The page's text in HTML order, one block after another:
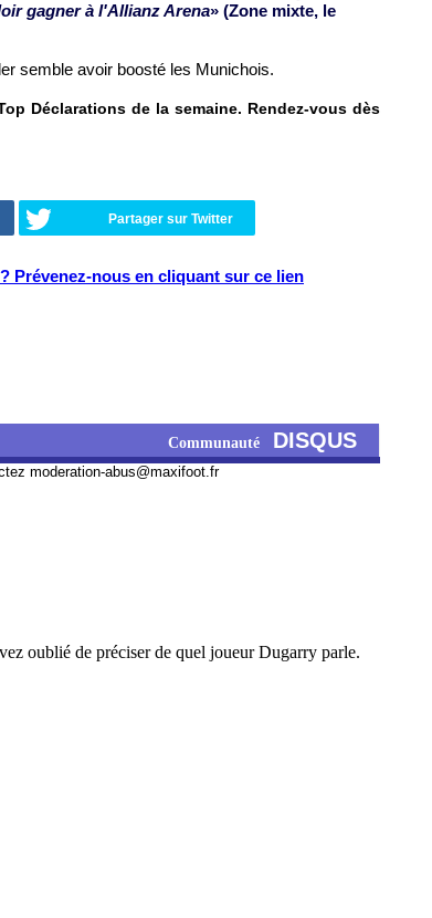
gagner à l'Allianz Arena» (Zone mixte, le
semble avoir boosté les Munichois.
Déclarations de la semaine. Rendez-vous dès
Partager sur Twitter
Prévenez-nous en cliquant sur ce lien
Communauté DISQUS
moderation-abus@maxifoot.fr